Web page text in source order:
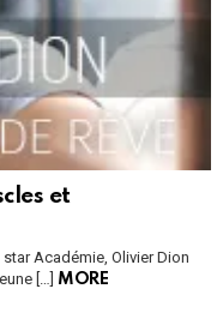
et
Académie, Olivier Dion
[…] MORE